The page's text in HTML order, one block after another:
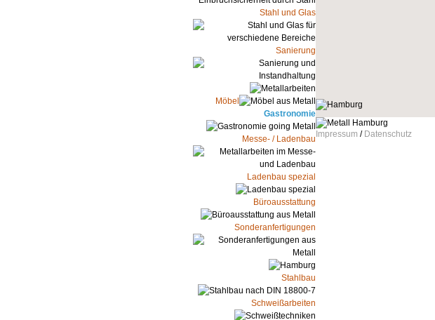
Stahl und Glas
Sanierung
Möbel
Gastronomie
Messe- / Ladenbau
Ladenbau spezial
Büroausstattung
Sonderanfertigungen
Stahlbau
Schweißarbeiten
Impressum / Datenschutz